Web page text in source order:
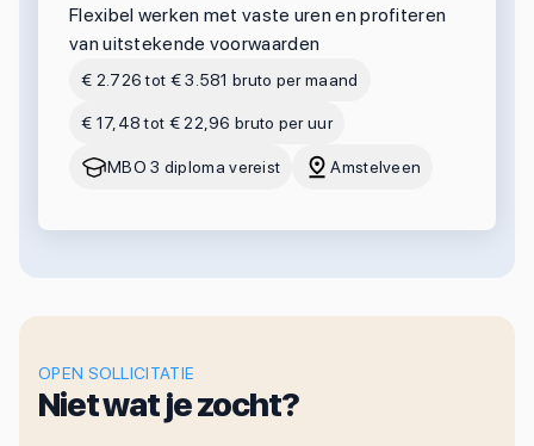
Flexibel werken met vaste uren en profiteren
van uitstekende voorwaarden
€ 2.726 tot € 3.581 bruto per maand
€ 17,48 tot € 22,96 bruto per uur
MBO 3 diploma vereist Amstelveen
OPEN SOLLICITATIE
Niet wat je zocht?